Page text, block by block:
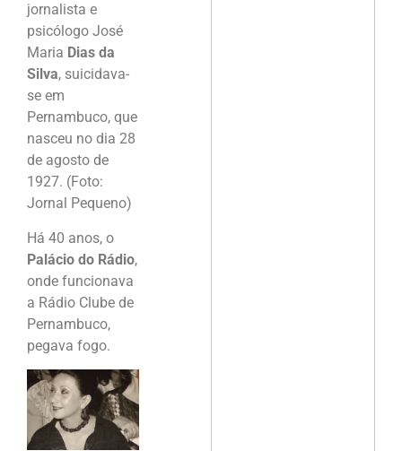
jornalista e
psicólogo José
Maria Dias da
Silva, suicidava-
se em
Pernambuco, que
nasceu no dia 28
de agosto de
1927. (Foto:
Jornal Pequeno)
Há 40 anos, o
Palácio do Rádio,
onde funcionava
a Rádio Clube de
Pernambuco,
pegava fogo.